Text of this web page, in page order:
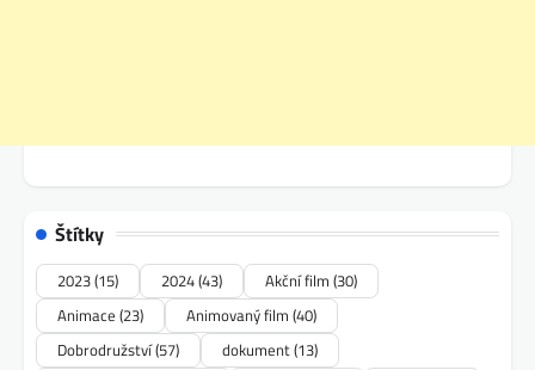
Štítky
2023(15) 2024(43) Akční film (30)
Animace (23) Animovaný film (40)
Dobrodružství(57) dokument(13)